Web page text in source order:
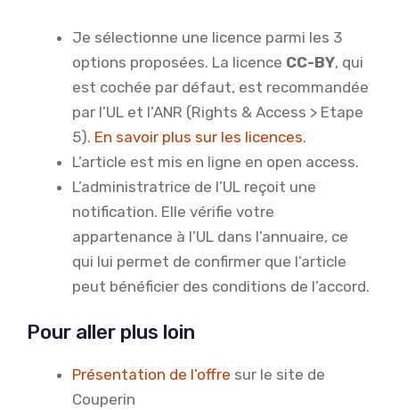
Je sélectionne une licence parmi les 3
options proposées. La licence CC-BY, qui
est cochée par défaut, est recommandée
par l’UL et l’ANR (Rights & Access > Etape
5). En savoir plus sur les licences.
L’article est mis en ligne en open access.
L’administratrice de l’UL reçoit une
notification. Elle vérifie votre
appartenance à l’UL dans l’annuaire, ce
qui lui permet de confirmer que l’article
peut bénéficier des conditions de l’accord.
Pour aller plus loin
Présentation de l’offre sur le site de
Couperin